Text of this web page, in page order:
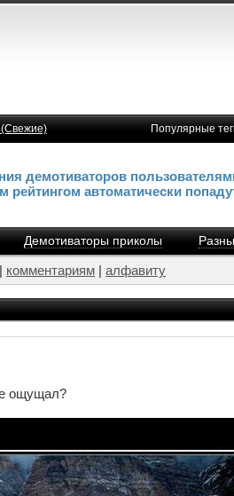
(Свежие) Популярные
демотиваторов
автоматически
Демотиваторы приколы
| комментариям | алфавиту
ощущал?